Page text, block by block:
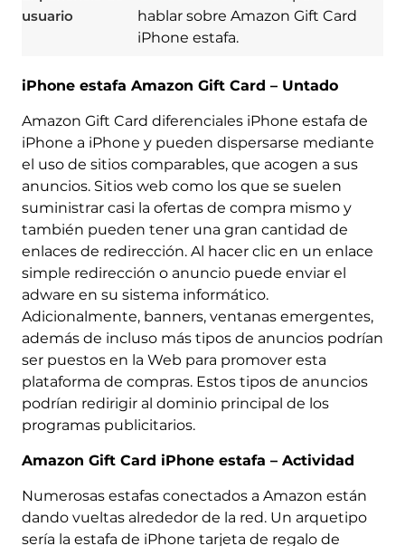
usuario
hablar sobre Amazon Gift Card
iPhone estafa.
iPhone estafa Amazon Gift Card – Untado
Amazon Gift Card diferenciales iPhone estafa de
iPhone a iPhone y pueden dispersarse mediante
el uso de sitios comparables, que acogen a sus
anuncios. Sitios web como los que se suelen
suministrar casi la ofertas de compra mismo y
también pueden tener una gran cantidad de
enlaces de redirección. Al hacer clic en un enlace
simple redirección o anuncio puede enviar el
adware en su sistema informático.
Adicionalmente, banners, ventanas emergentes,
además de incluso más tipos de anuncios podrían
ser puestos en la Web para promover esta
plataforma de compras. Estos tipos de anuncios
podrían redirigir al dominio principal de los
programas publicitarios.
Amazon Gift Card iPhone estafa – Actividad
Numerosas estafas conectados a Amazon están
dando vueltas alrededor de la red. Un arquetipo
sería la estafa de iPhone tarjeta de regalo de